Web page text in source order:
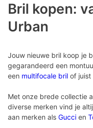
Bril kopen:
Urban
Jouw nieuwe bril koop je
gegarandeerd een
een multifocale bril of juist
Met onze brede collectie
diverse merken vind je
aan merken als Gucci en